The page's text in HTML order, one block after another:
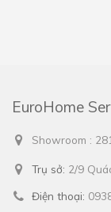
EuroHome
Showroom :
Trụ sở: 2/9
Điện thoại: